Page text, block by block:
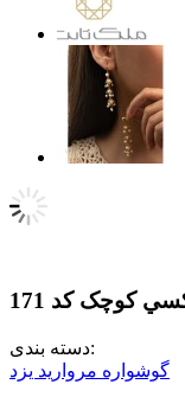
کوچک کد 171
دسته بندی:
گوشواره مروارید یزد